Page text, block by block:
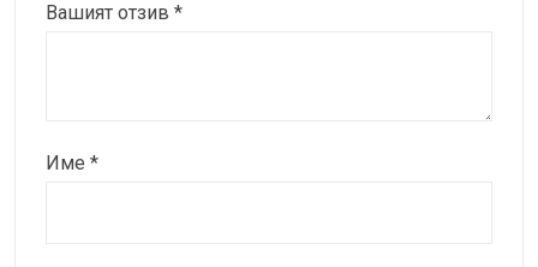
Вашият отзив *
Име *